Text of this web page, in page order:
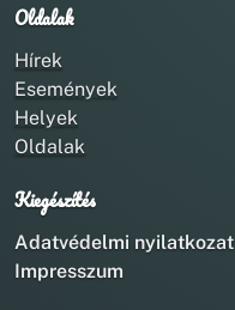
Oldalak
Hírek
Események
Helyek
Oldalak
Kiegészítés
Adatvédelmi nyilatkozat
Impresszum